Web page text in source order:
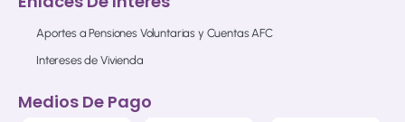
Aportes a Pensiones Voluntarias y Cuentas AFC
Intereses de Vivienda
Medios De Pago